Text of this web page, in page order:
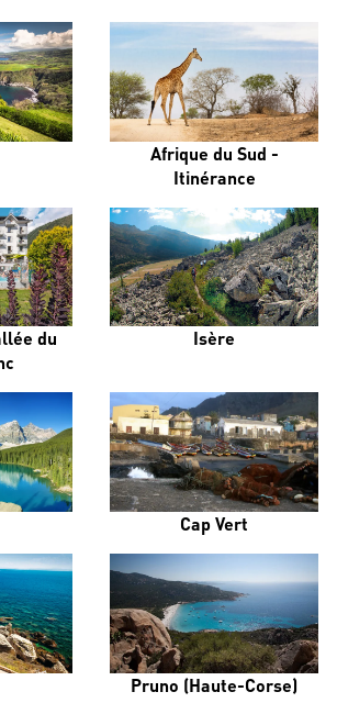
Afrique du Sud -
Itinérance
du
Isère
Cap Vert
Pruno (Haute-Corse)